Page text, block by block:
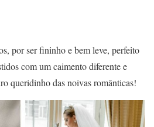
por ser fininho e bem leve, perfeito
com um caimento diferente e
queridinho das noivas românticas!